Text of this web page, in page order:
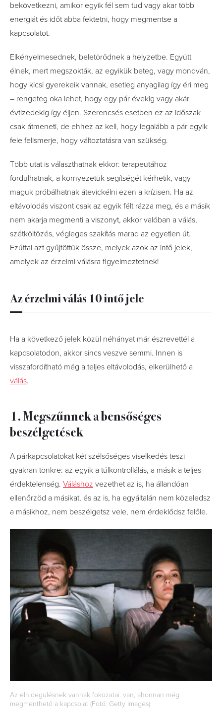
bekövetkezni, amikor egyik fél sem tud vagy akar több
energiát és időt abba fektetni, hogy megmentse a
kapcsolatot.
Elkényelmesednek, beletörődnek a helyzetbe. Együtt
élnek, mert megszokták, az egyikük beteg, vagy mondván,
hogy kicsi gyerekeik vannak, esetleg anyagilag így éri meg
– rengeteg oka lehet, hogy egy pár évekig vagy akár
évtizedekig így éljen. Szerencsés esetben ez az időszak
csak átmeneti, de ehhez az kell, hogy legalább a pár egyik
fele felismerje, hogy változtatásra van szükség.
Több utat is választhatnak ekkor: terapeutához
fordulhatnak, a környezetük segítségét kérhetik, vagy
maguk próbálhatnak átevickélni ezen a krízisen. Ha az
eltávolodás viszont csak az egyik félt rázza meg, és a másik
nem akarja megmenti a viszonyt, akkor valóban a válás,
szétköltözés, végleges szakítás marad az egyetlen út.
Ezúttal azt gyűjtöttük össze, melyek azok az intő jelek,
amelyek az érzelmi válásra figyelmeztetnek!
Az érzelmi válás 10 intő jele
Ha a következő jelek közül néhányat már észrevettél a
kapcsolatodon, akkor sincs veszve semmi. Innen is
visszafordítható még a teljes eltávolodás, elkerülhető a
válás.
1. Megszűnnek a bensőséges
beszélgetések
A párkapcsolatokat két szélsőséges viselkedés teszi
gyakran tönkre: az egyik a túlkontrollálás, a másik a teljes
érdektelenség. Váláshoz vezethet az is, ha állandóan
ellenőrzöd a másikat, és az is, ha egyáltalán nem közeledsz
a másikhoz, nem beszélgetsz vele, nem érdeklődsz felőle.
Az elhidegülésnek vannak fokozatai: van, ahonnan még
megmenthető a kapcsolat (Fotó: Getty Images)